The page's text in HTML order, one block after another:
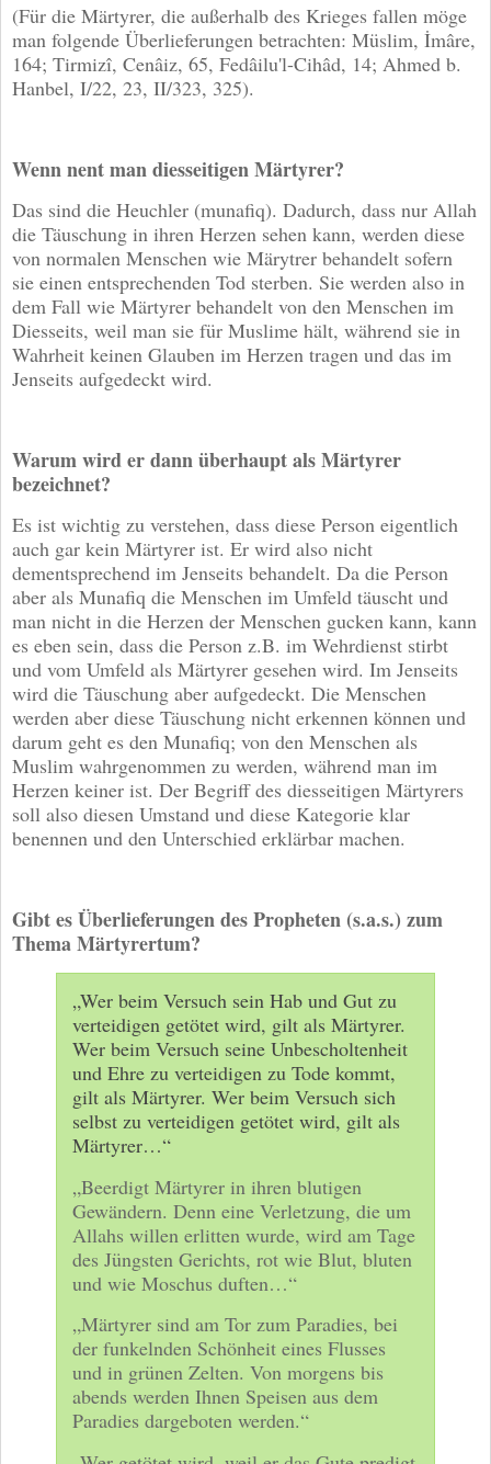
(Für die Märtyrer, die außerhalb des Krieges fallen möge
man folgende Überlieferungen betrachten: Müslim, İmâre,
164; Tirmizî, Cenâiz, 65, Fedâilu'l-Cihâd, 14; Ahmed b.
Hanbel, I/22, 23, II/323, 325).
Wenn nent man diesseitigen Märtyrer?
Das sind die Heuchler (munafiq). Dadurch, dass nur Allah
die Täuschung in ihren Herzen sehen kann, werden diese
von normalen Menschen wie Märytrer behandelt sofern
sie einen entsprechenden Tod sterben. Sie werden also in
dem Fall wie Märtyrer behandelt von den Menschen im
Diesseits, weil man sie für Muslime hält, während sie in
Wahrheit keinen Glauben im Herzen tragen und das im
Jenseits aufgedeckt wird.
Warum wird er dann überhaupt als Märtyrer
bezeichnet?
Es ist wichtig zu verstehen, dass diese Person eigentlich
auch gar kein Märtyrer ist. Er wird also nicht
dementsprechend im Jenseits behandelt. Da die Person
aber als Munafiq die Menschen im Umfeld täuscht und
man nicht in die Herzen der Menschen gucken kann, kann
es eben sein, dass die Person z.B. im Wehrdienst stirbt
und vom Umfeld als Märtyrer gesehen wird. Im Jenseits
wird die Täuschung aber aufgedeckt. Die Menschen
werden aber diese Täuschung nicht erkennen können und
darum geht es den Munafiq; von den Menschen als
Muslim wahrgenommen zu werden, während man im
Herzen keiner ist. Der Begriff des diesseitigen Märtyrers
soll also diesen Umstand und diese Kategorie klar
benennen und den Unterschied erklärbar machen.
Gibt es Überlieferungen des Propheten (s.a.s.) zum
Thema Märtyrertum?
„Wer beim Versuch sein Hab und Gut zu
verteidigen getötet wird, gilt als Märtyrer.
Wer beim Versuch seine Unbescholtenheit
und Ehre zu verteidigen zu Tode kommt,
gilt als Märtyrer. Wer beim Versuch sich
selbst zu verteidigen getötet wird, gilt als
Märtyrer…“
„Beerdigt Märtyrer in ihren blutigen
Gewändern. Denn eine Verletzung, die um
Allahs willen erlitten wurde, wird am Tage
des Jüngsten Gerichts, rot wie Blut, bluten
und wie Moschus duften…“
„Märtyrer sind am Tor zum Paradies, bei
der funkelnden Schönheit eines Flusses
und in grünen Zelten. Von morgens bis
abends werden Ihnen Speisen aus dem
Paradies dargeboten werden.“